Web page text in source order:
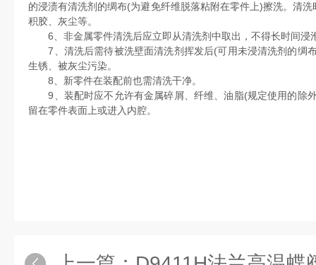
的浸渍有清洗剂的绸布(为避免纤维脱落粘附在零件上)擦洗。清
积胶、灰尘等。
6、非金属零件清洗后应立即从清洗剂中取出，不得长时间浸
7、清洗后需待被洗壁面清洗剂挥发后(可用未浸清洗剂的绸
生锈、被灰尘污染。
8、新零件在装配前也需清洗干净。
9、装配时应不允许有金属碎屑、纤维、油脂(规定使用的除
留在零件表面上或进入内腔。